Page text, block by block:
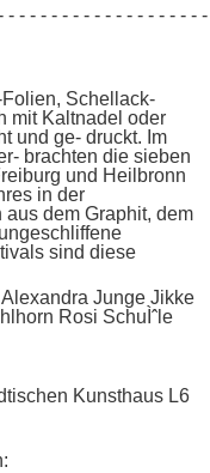
- - - - - - - - - - - - - - - - - - -
Schellack-
mit Kaltnadel oder
und ge- druckt. Im
brachten die sieben
und Heilbronn
in der
dem Graphit, dem
sind diese
Junge Jikke
Rosi SchuÌˆle
Kunsthaus L6